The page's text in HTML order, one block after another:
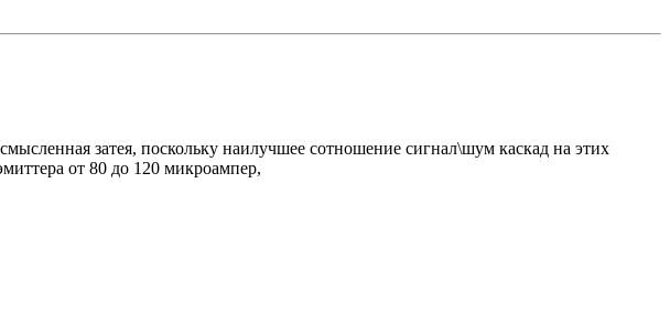
затея, поскольку наилучшее сотношение сигнал\шум каскад на этих
от 80 до 120 микроампер,